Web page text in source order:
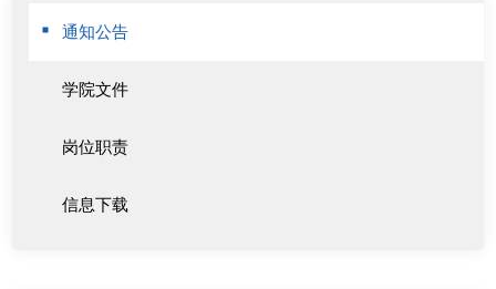
通知公告
学院文件
岗位职责
信息下载